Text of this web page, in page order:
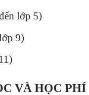
lớp 5)
9)
VÀ HỌC PHÍ